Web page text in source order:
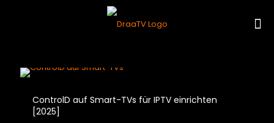
ControlD auf Smart-TVs für IPTV einrichten
[2025]